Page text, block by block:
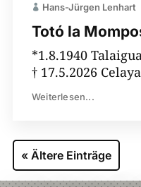
Totó la
Hans-Jürgen Lenhart
*1.8.1940
† 17.5.2026
Weiterlesen...
« Ältere Einträge